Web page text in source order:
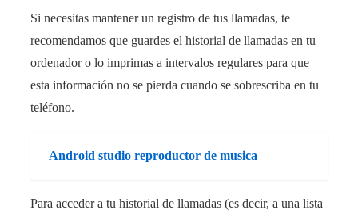
Si necesitas mantener un registro de tus llamadas, te
recomendamos que guardes el historial de llamadas en tu
ordenador o lo imprimas a intervalos regulares para que
esta información no se pierda cuando se sobrescriba en tu
teléfono.
Android studio reproductor de musica
Para acceder a tu historial de llamadas (es decir, a una lista